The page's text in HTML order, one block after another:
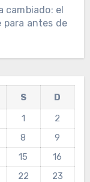
cambiado: el
para antes de
S
D
1
2
8
9
15
16
22
23